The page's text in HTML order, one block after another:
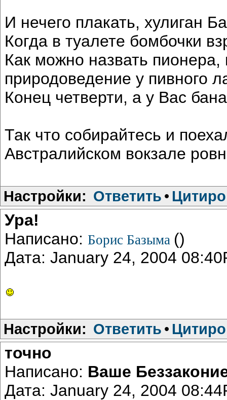
И нечего плакать, хулиган
Когда в туалете бомбочки
Как можно назвать пионера,
природоведение у пивного
Конец четверти, а у Вас
Так что собирайтесь и
Австралийском вокзале
Настройки: Ответить •
Ура!
Написано: Борис Базыма ()
Дата: January 24, 2004
Настройки: Ответить •
точно
Написано: Ваше
Дата: January 24, 2004